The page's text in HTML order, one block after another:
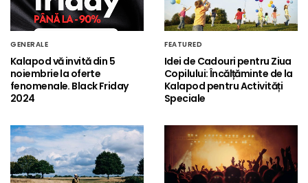
GENERALE
Kalapod vă invită din 5
noiembrie la oferte
fenomenale. Black Friday
2024
FEATURED
Idei de Cadouri pentru Ziua
Copilului: Încălțăminte de la
Kalapod pentru Activități
Speciale